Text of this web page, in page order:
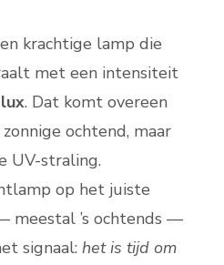
krachtige lamp die
met een intensiteit
. Dat komt overeen
ochtend, maar
UV-straling.
op het juiste
meestal ’s ochtends —
signaal: het is tijd om